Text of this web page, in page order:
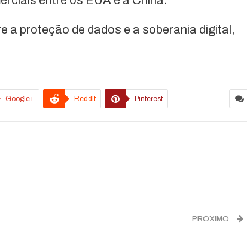
a proteção de dados e a soberania digital,
Google+ ReddIt Pinterest
PRÓXIMO